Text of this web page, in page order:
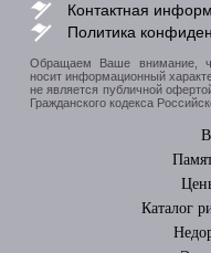
Контактная
Политика
Обращаем Ваше внимание,
носит информационный
не является публичной
Гражданского кодекса
Каталог